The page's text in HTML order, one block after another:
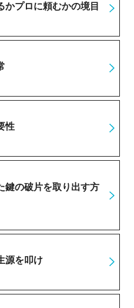
かプロに頼むかの境目
性
鍵の破片を取り出す方
源を叩け